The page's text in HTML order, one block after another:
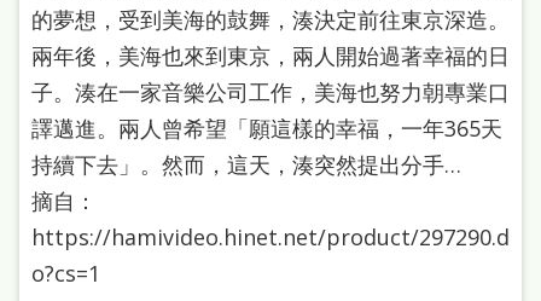
我
們
的夢想，受到美海的鼓舞，湊決定前往東京深造。
兩年後，美海也來到東京，兩人開始過著幸福的日
子。湊在一家音樂公司工作，美海也努力朝專業口
譯邁進。兩人曾希望「願這樣的幸福，一年365天
持續下去」。然而，這天，湊突然提出分手…
摘自：
https://hamivideo.hinet.net/product/297290.d
o?cs=1